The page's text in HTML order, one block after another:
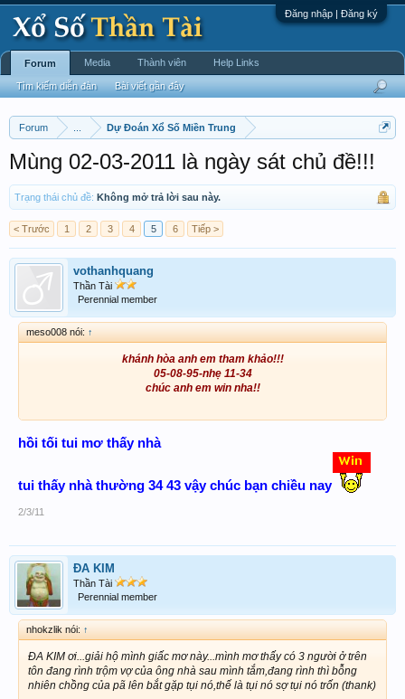
Đăng nhập | Đăng ký
Forum Dự Đoán Xổ Số Miền Trung
Mùng 02-03-2011 là ngày sát chủ đề!!!
Trạng thái chủ đề: Không mở trả lời sau này.
< Trước 1 2 3 4 5 6 Tiếp >
vothanhquang
Thần Tài
Perennial member
meso008 nói: ↑
khánh hòa anh em tham khảo!!!
05-08-95-nhẹ 11-34
chúc anh em win nha!!
hồi tối tui mơ thấy nhà
tui thấy nhà thường 34 43 vậy chúc bạn chiều nay
2/3/11
ĐA KIM
Thần Tài
Perennial member
nhokzlik nói: ↑
ĐA KIM ơi...giải hộ mình giấc mơ này...mình mơ thấy có 3 người ở trên
tôn đang rình trộm vợ của ông nhà sau mình tắm,đang rình thì bỗng
nhiên chồng của pã lên bắt gặp tụi nó,thế là tụi nó sợ tụi nó trốn (thank)
Forum
Tìm kiếm diễn đàn Bài viết gần đây
Media Thành viên Help Links